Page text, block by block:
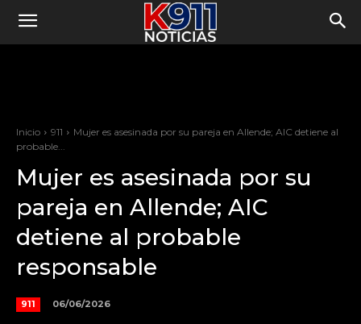
Inicio 911
Mujer es asesinada por su pareja en Allende; AIC detiene al
probable...
Mujer es asesinada por su
pareja en Allende; AIC
detiene al probable
responsable
911 06/06/2026